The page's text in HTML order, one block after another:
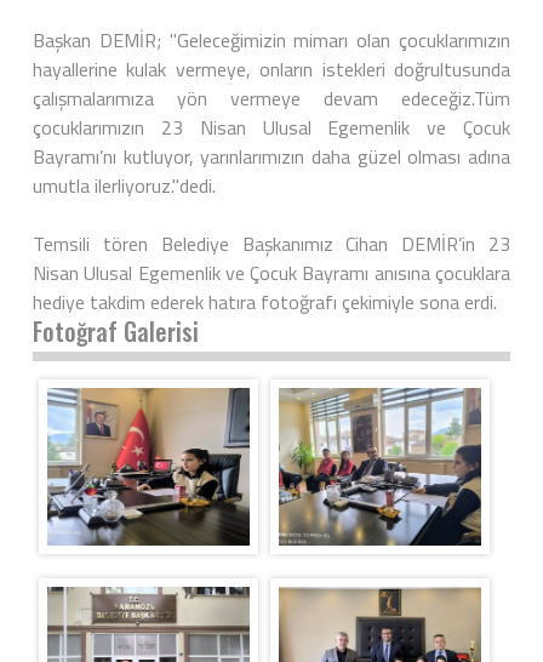
Başkan DEMİR; "Geleceğimizin mimarı olan çocuklarımızın
hayallerine kulak vermeye, onların istekleri doğrultusunda
çalışmalarımıza yön vermeye devam edeceğiz.Tüm
çocuklarımızın 23 Nisan Ulusal Egemenlik ve Çocuk
Bayramı’nı kutluyor, yarınlarımızın daha güzel olması adına
umutla ilerliyoruz."dedi.
Temsili tören Belediye Başkanımız Cihan DEMİR’in 23
Nisan Ulusal Egemenlik ve Çocuk Bayramı anısına çocuklara
hediye takdim ederek hatıra fotoğrafı çekimiyle sona erdi.
Fotoğraf Galerisi